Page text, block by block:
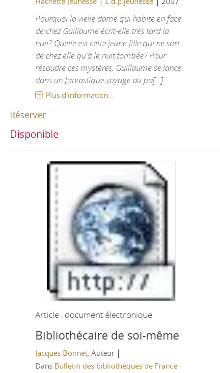
Pourquoi la vielle dame qui habite en face
de chez Guillaume écrit-elle très tard la
nuit? Quelle est cette jeune fille qui ne sort
de chez elle qu'à le nuit tombée? Pour
résoudre ces mystères, Guillaume se lance
dans un fantastique voyage au pa[...]
Plus d'information...
Réserver
Disponible
Article : document électronique
Bibliothécaire de soi-même
Jacques Bonnet, Auteur |
Dans Bulletin des bibliothèques de France